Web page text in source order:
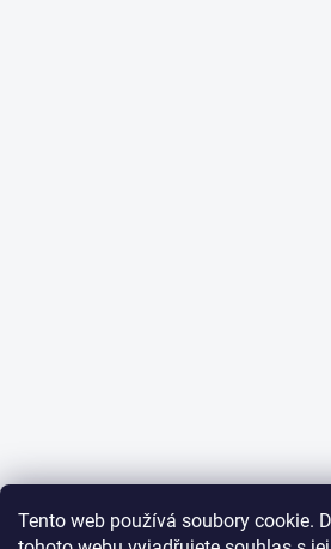
Tento web používá soubory cookie.